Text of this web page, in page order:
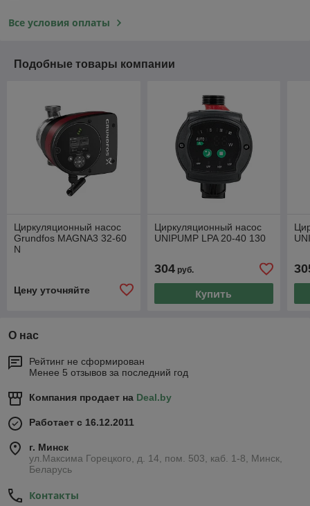
Все условия оплаты
Подобные товары компании
Циркуляционный насос
Grundfos MAGNA3 32-60
N
Цену уточняйте
Циркуляционный насос
UNIPUMP LPA 20-40 130
304руб.
Купить
О нас
Рейтинг не сформирован
Менее 5 отзывов за последний год
Компания продает на Deal.by
Работает с 16.12.2011
г. Минск
ул.Максима Горецкого, д. 14, пом. 503, каб. 1-8, Минск,
Беларусь
Контакты